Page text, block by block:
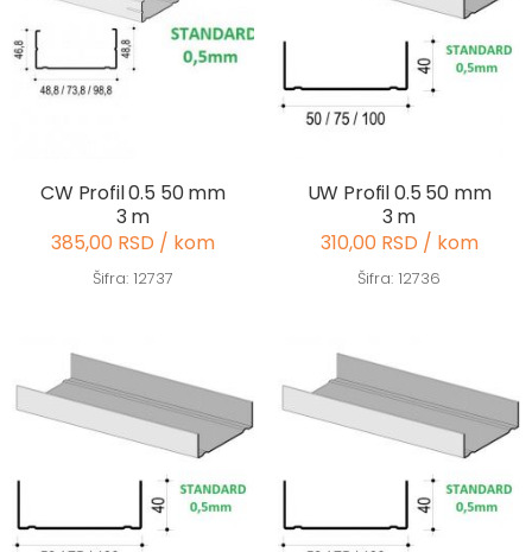
CW Profil 0.5 50 mm
3 m
385,00 RSD / kom
Šifra: 12737
UW Profil 0.5 50 mm
3 m
310,00 RSD / kom
Šifra: 12736